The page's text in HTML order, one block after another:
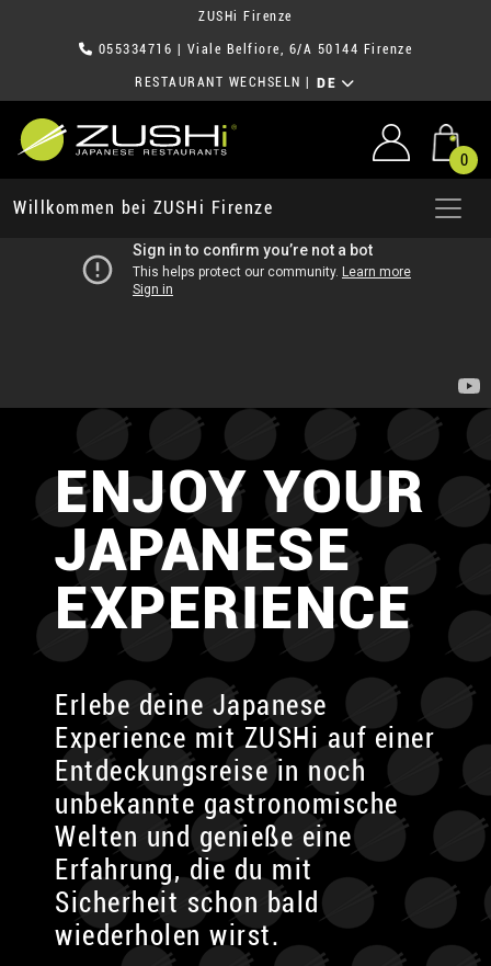
ZUSHi Firenze
055334716 | Viale Belfiore, 6/A 50144 Firenze
RESTAURANT WECHSELN DE
0
Willkommen bei ZUSHi Firenze
ENJOY YOUR
JAPANESE
EXPERIENCE
Erlebe deine Japanese
Experience mit ZUSHi auf einer
Entdeckungsreise in noch
unbekannte gastronomische
Welten und genieße eine
Erfahrung, die du mit
Sicherheit schon bald
wiederholen wirst.